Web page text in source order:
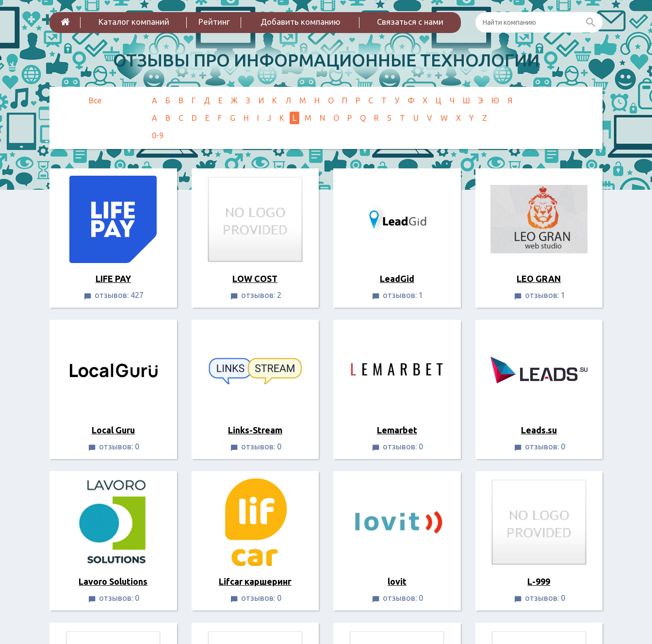
Каталог компаний Рейтинг Добавить компанию Связаться с нами
ОТЗЫВЫ ПРО ИНФОРМАЦИОННЫЕ ТЕХНОЛОГИИ
Все А Б В Г Д Е Ж З И К Л М Н О П Р С Т У Ф Х Ц Ч Ш Э Ю
Я
A
B C D E F G H I J K L M N O P Q R S T U V W X Y
Z
0-9
LIFE PAY
 отзывов: 427
LOW COST
 отзывов: 2
LeadGid
 отзывов: 1
LEO GRAN
 отзывов: 1
Local Guru
 отзывов: 0
Links-Stream
 отзывов: 0
Lemarbet
 отзывов: 0
Leads.su
 отзывов: 0
Lavoro Solutions
 отзывов: 0
Lifcar каршеринг
 отзывов: 0
lovit
 отзывов: 0
L-999
 отзывов: 0